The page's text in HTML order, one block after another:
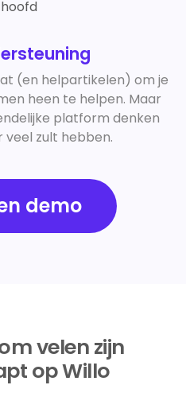
(en helpartikelen) om je
heen te helpen. Maar
platform denken
veel zult hebben.
demo
velen zijn
op Willo